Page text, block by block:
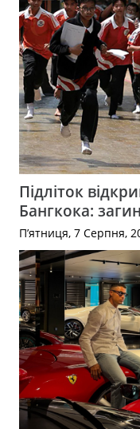
Підліток
Бангкока:
П’ятниця, 7 Серпня,